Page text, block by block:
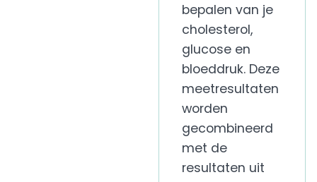
bepalen van je
cholesterol,
glucose en
bloeddruk. Deze
meetresultaten
worden
gecombineerd
met de
resultaten uit